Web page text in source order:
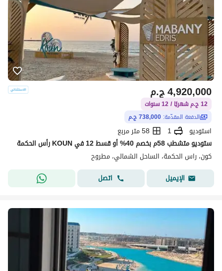
ج.م4,920,000
12 ج.م شهريًا / 12 سنوات
الدفعة المقدّمة: 738,000 ج.م
استوديو 1
58 متر مربع
ستوديو متشطب 58م بخصم 40% أو قسط 12 في KOUN رأس الحكمة
كون، راس الحكمة، الساحل الشمالي، مطروح
الإيميل
اتصل